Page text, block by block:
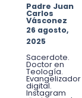
Padre Juan
Carlos
Vásconez
26 agosto,
2025
Sacerdote.
Doctor en
Teología.
Evangelizador
digital.
Instagram